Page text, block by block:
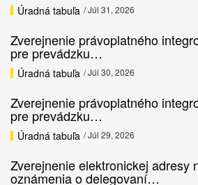
Úradná tabuľa / Júl 31, 2026
Zverejnenie právoplatného
pre prevádzku…
Úradná tabuľa / Júl 30, 2026
Zverejnenie právoplatného
pre prevádzku…
Úradná tabuľa / Júl 29, 2026
Zverejnenie elektronickej adresy
oznámenia o delegovaní…